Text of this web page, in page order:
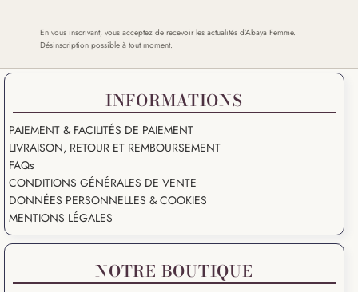
En vous inscrivant, vous acceptez de recevoir les actualités d’Abaya Femme.
Désinscription possible à tout moment.
INFORMATIONS
PAIEMENT & FACILITÉS DE PAIEMENT
LIVRAISON, RETOUR ET REMBOURSEMENT
FAQs
CONDITIONS GÉNÉRALES DE VENTE
DONNÉES PERSONNELLES & COOKIES
MENTIONS LÉGALES
NOTRE BOUTIQUE